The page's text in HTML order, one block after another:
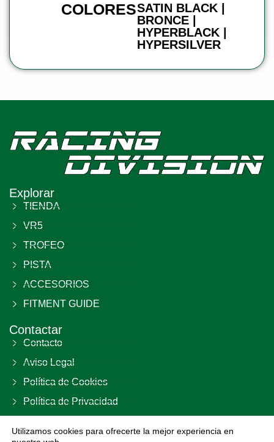
COLORESSATIN BLACK |
BRONCE |
HYPERBLACK |
HYPERSILVER
Explorar
TIENDA
VR5
TROFEO
PISTA
ACCESORIOS
FITMENT GUIDE
Contactar
Contacto
Aviso Legal
Política de Cookies
Política de Privacidad
Utilizamos cookies para ofrecerte la mejor experiencia en